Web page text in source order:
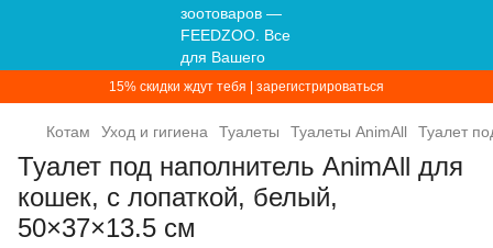
15% скидки ждут тебя | зарегистрироваться
Котам Уход и гигиена Туалеты Туалеты AnimAll Туалет
Туалет под наполнитель AnimAll для
кошек, с лопаткой, белый,
50×37×13.5 см